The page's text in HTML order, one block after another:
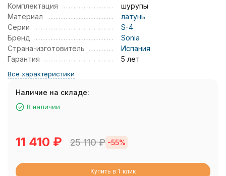
Комплектация
шурупы
Материал
латунь
Серии
S-4
Бренд
Sonia
Страна-изготовитель
Испания
Гарантия
5 лет
Все характеристики
Наличие на складе:
В наличии
11 410 ₽ 25 110₽ -55%
Купить в 1 клик